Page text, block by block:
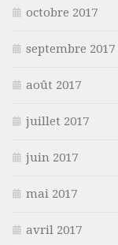
octobre 2017
septembre 2017
août 2017
juillet 2017
juin 2017
mai 2017
avril 2017